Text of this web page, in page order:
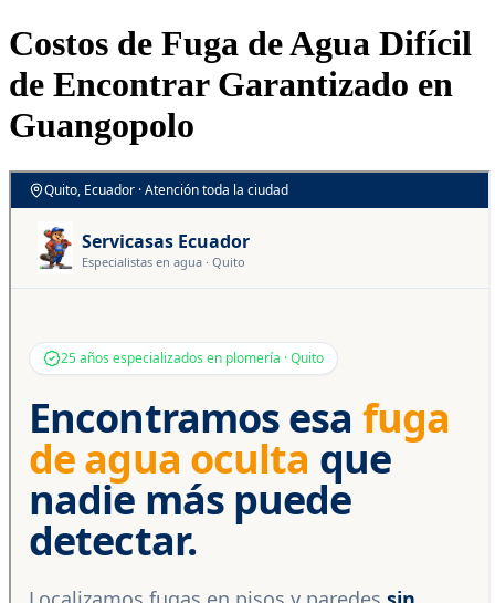
Costos de Fuga de Agua Difícil
de Encontrar Garantizado en
Guangopolo